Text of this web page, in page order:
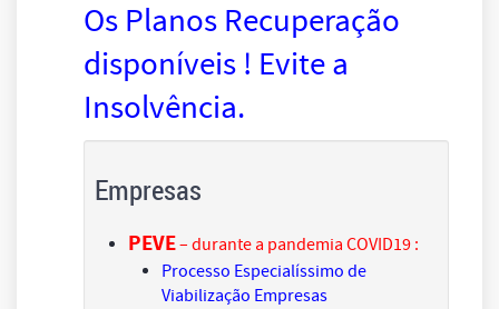
Os Planos Recuperação
disponíveis ! Evite a
Insolvência.
Empresas
PEVE– durante a pandemia COVID19 :
Processo Especialíssimo de
Viabilização Empresas